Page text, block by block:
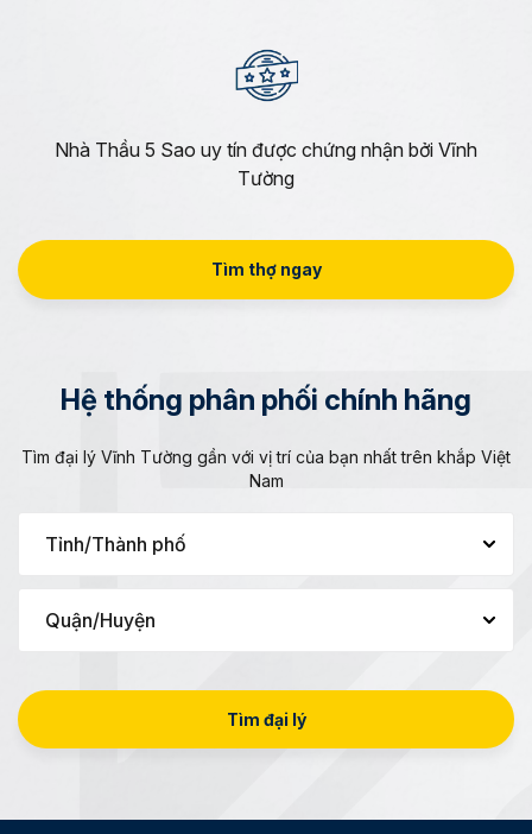
Nhà Thầu 5 Sao uy tín được chứng nhận bởi Vĩnh
Tường
Tìm thợ ngay
Hệ thống phân phối chính hãng
Tìm đại lý Vĩnh Tường gần với vị trí của bạn nhất trên khắp Việt
Nam
Tìm đại lý